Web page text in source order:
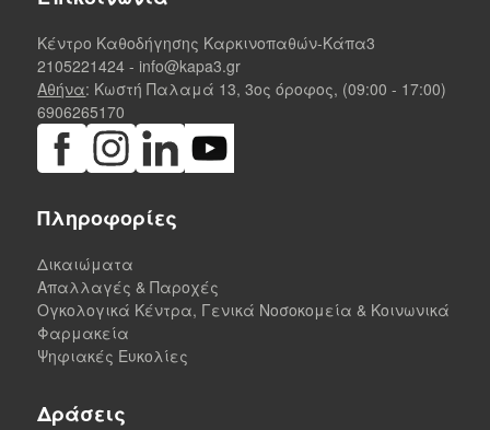
Κέντρο Καθοδήγησης Καρκινοπαθών-Κάπα3
2105221424 - info@kapa3.gr
Αθήνα: Κωστή Παλαμά 13, 3ος όροφος, (09:00 - 17:00)
6906265170
Πληροφορίες
Δικαιώματα
Απαλλαγές & Παροχές
Ογκολογικά Κέντρα, Γενικά Νοσοκομεία & Κοινωνικά
Φαρμακεία
Ψηφιακές Ευκολίες
Δράσεις